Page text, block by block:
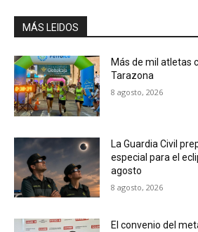
MÁS LEIDOS
Más de mil atletas
Tarazona
8 agosto, 2026
La Guardia Civil
especial para el
agosto
8 agosto, 2026
El convenio del